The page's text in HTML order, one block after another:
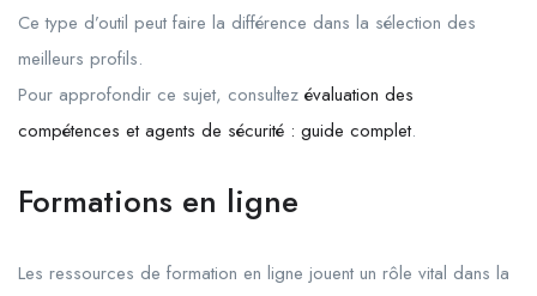
Ce type d’outil peut faire la différence dans la sélection des
meilleurs profils.
Pour approfondir ce sujet, consultez évaluation des
compétences et agents de sécurité : guide complet.
Formations en ligne
Les ressources de formation en ligne jouent un rôle vital dans la